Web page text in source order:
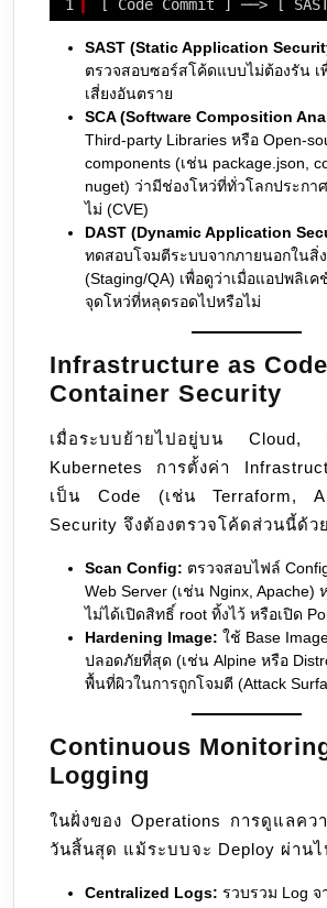
1 [ Code Commit ] ──> [
SAST (Static Application
ตรวจสอบซอร์สโค้ดแบบไม่ต้องรัน เ
เสี่ยงอันตราย
SCA (Software Composition
Third-party Libraries หรือ Open-
components (เช่น package.json,
nuget) ว่ามีช่องโหว่ที่ทั่วโลกประกา
ไม่ (CVE)
DAST (Dynamic Application
ทดสอบโจมตีระบบจากภายนอกในสิ่
(Staging/QA) เพื่อดูว่าเมื่อแอปพลิเ
จุดโหว่ที่หลุดรอดไปหรือไม่
Infrastructure as
Container Security
เมื่อระบบย้ายไปอยู่บน Cloud,
Kubernetes การตั้งค่า
เป็น Code (เช่น Terraform,
Security จึงต้องตรวจโค้ดส่วนนี้ด้วย
Scan Config: ตรวจสอบไฟล์
Web Server (เช่น Nginx, Apache)
ไม่ได้เปิดสิทธิ์ root ทิ้งไว้ หรือเปิด
Hardening Image: ใช้ Base
ปลอดภัยที่สุด (เช่น Alpine หรือ
พื้นที่ผิวในการถูกโจมตี (Attack
Continuous
Logging
ในฝั่งของ Operations การดูแลคว
วันสิ้นสุด แม้ระบบจะ Deploy ผ่าน
Centralized Logs: รวบรวม Log จ